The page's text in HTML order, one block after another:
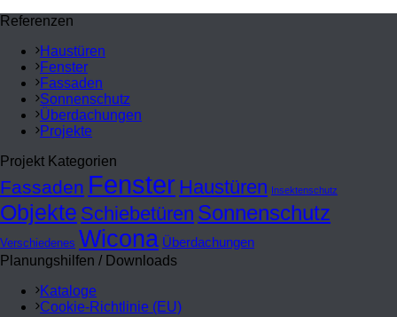
Referenzen
Haustüren
Fenster
Fassaden
Sonnenschutz
Überdachungen
Projekte
Projekt Kategorien
Fassaden Fenster Haustüren Insektenschutz
Objekte Schiebetüren Sonnenschutz
Verschiedenes Wicona Überdachungen
Planungshilfen / Downloads
Kataloge
Cookie-Richtlinie (EU)